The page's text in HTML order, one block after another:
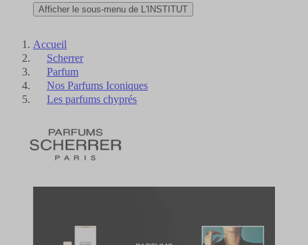
Afficher le sous-menu de L'INSTITUT
Accueil
Scherrer
Parfum
Nos Parfums Iconiques
Les parfums chyprés